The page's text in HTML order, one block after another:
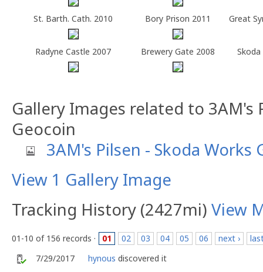
St. Barth. Cath. 2010 Bory Prison 2011 Great
Radyne Castle 2007 Brewery Gate 2008
Gallery Images related to 3AM's
Geocoin
3AM's Pilsen - Skoda Works
View 1 Gallery Image
Tracking History (2427mi) View
01-10 of 156 records · 01 02 03 04 05 06 next ›
7/29/2017
hynous discovered it